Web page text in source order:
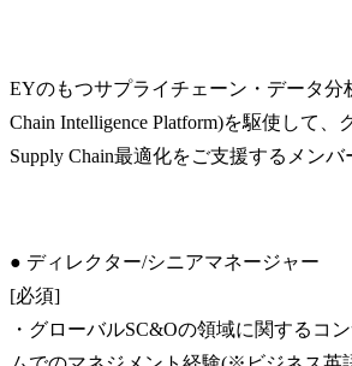
EYのもつサプライチェーン・データ分
Chain Intelligence Platform)を駆使して、
Supply Chain最適化をご支援するメンバ
● ディレクター/シニアマネージャー
[必須]
・グローバルSC&Oの領域に関するコ